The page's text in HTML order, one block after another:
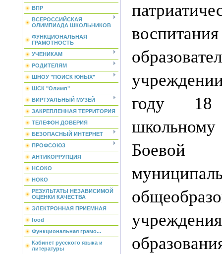
ВПР
ВСЕРОССИЙСКАЯ
ОЛИМПИАДА ШКОЛЬНИКОВ
ФУНКЦИОНАЛЬНАЯ
ГРАМОТНОСТЬ
УЧЕНИКАМ
РОДИТЕЛЯМ
ШНОУ "ПОИСК ЮНЫХ"
ШСК "Олимп"
ВИРТУАЛЬНЫЙ МУЗЕЙ
ЗАКРЕПЛЕННАЯ ТЕРРИТОРИЯ
ТЕЛЕФОН ДОВЕРИЯ
БЕЗОПАСНЫЙ ИНТЕРНЕТ
ПРОФСОЮЗ
АНТИКОРРУПЦИЯ
НСОКО
НОКО
РЕЗУЛЬТАТЫ НЕЗАВИСИМОЙ
ОЦЕНКИ КАЧЕСТВА
ЭЛЕКТРОННАЯ ПРИЕМНАЯ
food
Функциональная грамо...
Кабинет русского языка и
литературы
году 18